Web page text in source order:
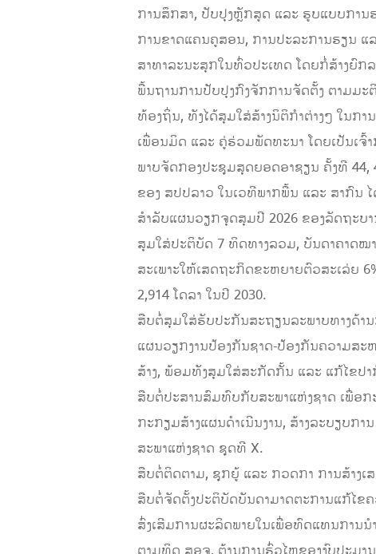
ການສຶກສາ, ປັບປຸງຫຼັກສູດ ແລະ ຮູບແບບການ
ການຂາດແຄນຄູສອນ, ການປະລະການຮຽນ ແ
ສາທາລະນະສຸກໃນທົ່ວປະເທດ ໂດຍກໍ່ສ້າງຍົກ
ພື້ນຖານການປັບປຸງກົງຈັກການຈັດຕັ້ງ ຕາມມ
ທ້ອງຖິ່ນ, ທັງໄດ້ສຸມໃສ່ສ້າງນິຕິກຳຕ່າງໆ ໃນກ
ເພື່ອນມິດ ແລະ ຄູ່ຮ່ວມພັດທະນາ ໂດຍເປັນເຈົ້
ພາບຈັດກອງປະຊຸມສຸດຍອດອາຊຽນ ຄັ້ງທີ
ຂອງ ສປປລາວ ໃນເວທີພາກພື້ນ ແລະ ສາກົນ
ສຳລັບແຜນວຽກຈຸດສຸມປີ 2026 ຂອງລັດຖະບ
ສຸມໃສ່ປະຕິບັດ 7 ທິດທາງລວມ, ບັນດາຄາດໝ
ສະເພາະໃຫ້ເສດຖະກິດຂະຫຍາຍຕົວສະເລ່ຍ
2,914 ໂດລາ ໃນປີ 2030.
ສືບຕໍ່ສຸມໃສ່ຮັບປະກັນສະຖຽນລະພາບທາງດ້າ
ແຜນວຽກງານປ້ອງກັນຊາດ-ປ້ອງກັນຄວາມສະ
ສ້າງ, ພ້ອມທັງສຸມໃສ່ສະກັດກັ້ນ ແລະ ແກ້ໄຂປ
ສືບຕໍ່ປະສານສົມທົບກັບສະພາແຫ່ງຊາດ ເພື່ອ
ກະກຽມສ້າງແຜນດຳເນີນງານ, ສ້າງລະບຽບ
ສະພາແຫ່ງຊາດ ຊຸດທີ X.
ສືບຕໍ່ຕິດຕາມ, ຊຸກຍູ້ ແລະ ກວດກາ ການສ້າງເ
ສືບຕໍ່ຈັດຕັ້ງປະຕິບັດບັນດາມາດຕະການແກ້ໄຂ
ສົ່ງເສີມການຜະລິດພາຍໃນເພື່ອທົດແທນການນໍ